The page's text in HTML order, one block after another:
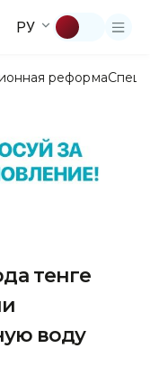
РУ
реформа
тенге
воду